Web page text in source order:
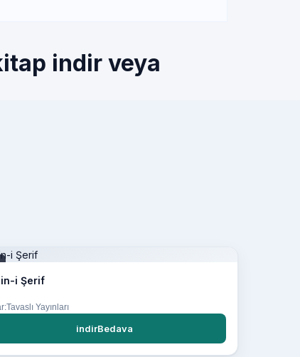
indir veya
i Şerif
Yayınları
indirBedava